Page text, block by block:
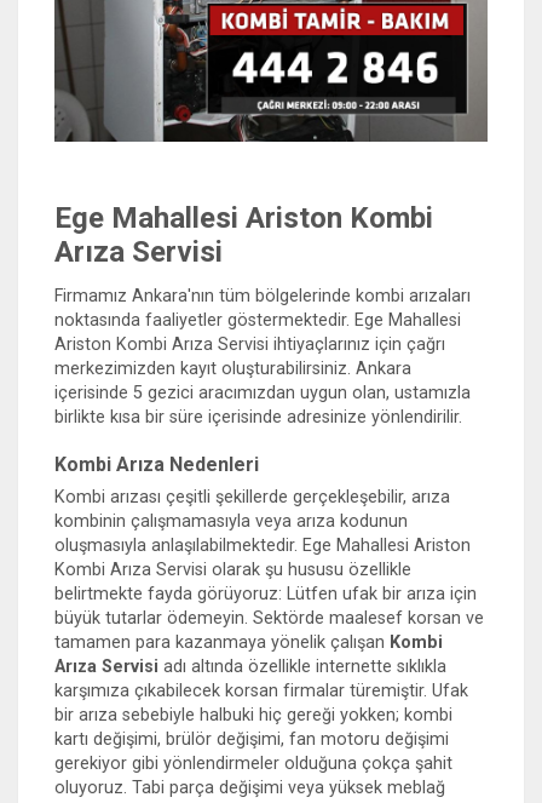
Ege Mahallesi Ariston Kombi
Arıza Servisi
Firmamız Ankara'nın tüm bölgelerinde kombi arızaları
noktasında faaliyetler göstermektedir. Ege Mahallesi
Ariston Kombi Arıza Servisi ihtiyaçlarınız için çağrı
merkezimizden kayıt oluşturabilirsiniz. Ankara
içerisinde 5 gezici aracımızdan uygun olan, ustamızla
birlikte kısa bir süre içerisinde adresinize yönlendirilir.
Kombi Arıza Nedenleri
Kombi arızası çeşitli şekillerde gerçekleşebilir, arıza
kombinin çalışmamasıyla veya arıza kodunun
oluşmasıyla anlaşılabilmektedir. Ege Mahallesi Ariston
Kombi Arıza Servisi olarak şu hususu özellikle
belirtmekte fayda görüyoruz: Lütfen ufak bir arıza için
büyük tutarlar ödemeyin. Sektörde maalesef korsan ve
tamamen para kazanmaya yönelik çalışan Kombi
Arıza Servisi adı altında özellikle internette sıklıkla
karşımıza çıkabilecek korsan firmalar türemiştir. Ufak
bir arıza sebebiyle halbuki hiç gereği yokken; kombi
kartı değişimi, brülör değişimi, fan motoru değişimi
gerekiyor gibi yönlendirmeler olduğuna çokça şahit
oluyoruz. Tabi parça değişimi veya yüksek meblağ